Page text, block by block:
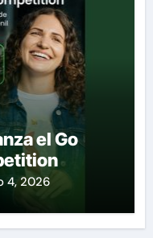
el Go
4, 2026